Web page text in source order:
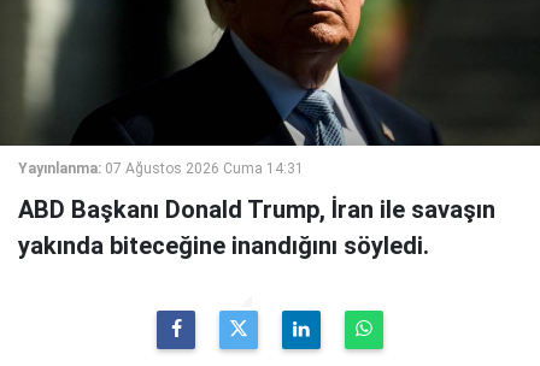
Yayınlanma: 07 Ağustos 2026 Cuma 14:31
ABD Başkanı Donald Trump, İran ile savaşın
yakında biteceğine inandığını söyledi.